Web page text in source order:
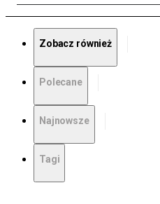
Zobacz również
Polecane
Najnowsze
Tagi